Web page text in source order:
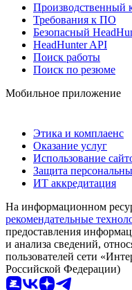
Производственный
Требования к ПО
Безопасный
HeadHunter API
Поиск работы
Поиск по резюме
Мобильное приложение
Этика и комплаенс
Оказание услуг
Использование
Защита
ИТ аккредитация
На информационном
рекомендательные
предоставления
и анализа сведений,
пользователей сети
Российской Федерации)